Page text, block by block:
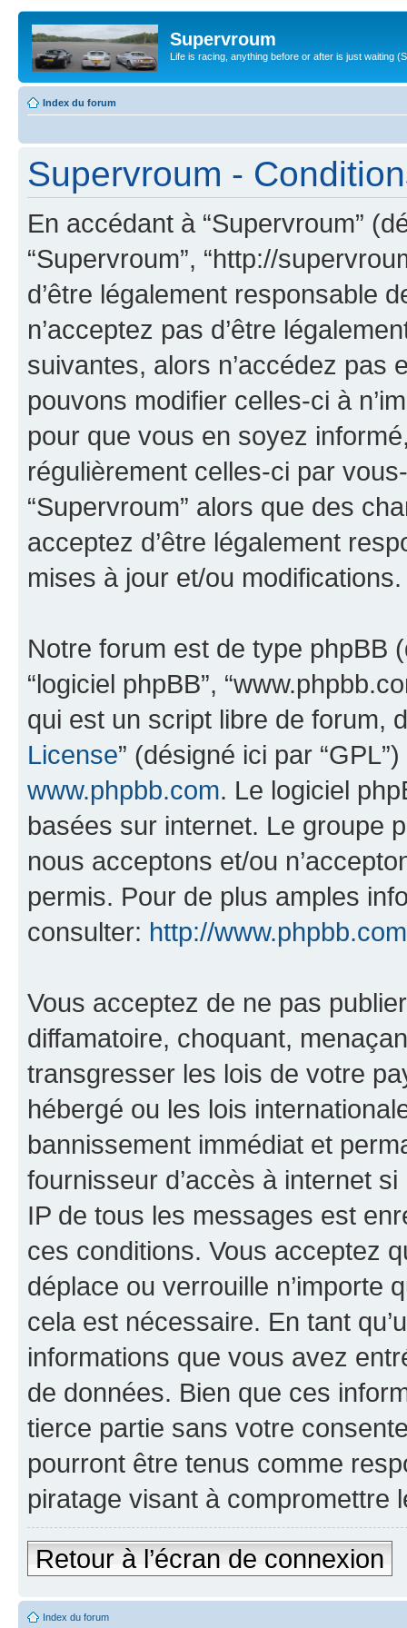
Supervroum
Life is racing, anything before or after is just waiting
Index du forum
Supervroum -
En accédant à “Supervroum”
“Supervroum”, “http://
d’être légalement responsable
n’acceptez pas d’être
suivantes, alors n’accédez pas
pouvons modifier celles-ci à
pour que vous en soyez
régulièrement celles-ci par
“Supervroum” alors que des
acceptez d’être légalement
mises à jour et/ou modifications.
Notre forum est de type phpBB
“logiciel phpBB”,
qui est un script libre de forum,
License” (désigné ici par
www.phpbb.com. Le logiciel
basées sur internet. Le groupe
nous acceptons et/ou
permis. Pour de plus amples
consulter: http://
Vous acceptez de ne pas
diffamatoire, choquant,
transgresser les lois de votre
hébergé ou les lois
bannissement immédiat et
fournisseur d’accès à internet
IP de tous les messages est
ces conditions. Vous acceptez
déplace ou verrouille n’importe
cela est nécessaire. En tant
informations que vous avez
de données. Bien que ces
tierce partie sans votre
pourront être tenus comme
piratage visant à compromettre
Retour à l’écran de connexion
Index du forum